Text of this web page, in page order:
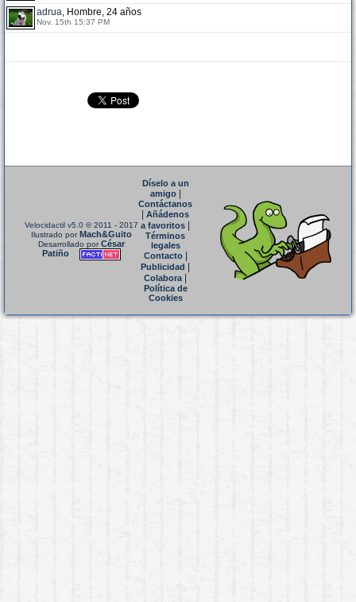
adrua, Hombre, 24 años
Nov. 15th 15:37 PM
Velocidactil v5.0 © 2011 - 2017
Ilustrado porMach&Guito
Desarrollado porCésar
Patiño
Díselo a un
amigo|
Contáctanos
Añádenos
a favoritos
Términos
legales
Contacto|
Publicidad
Colabora|
Política de
Cookies